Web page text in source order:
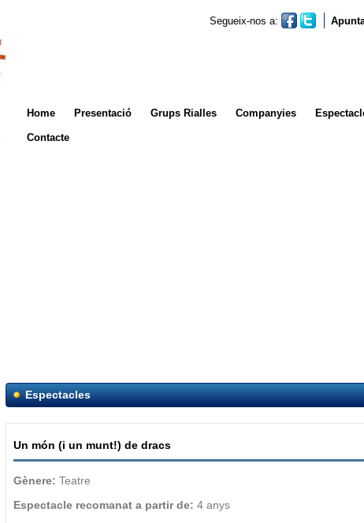
Segueix-nos a:
Home Presentació Grups Rialles Companyies
Contacte
Espectacles
Un món (i un munt!) de dracs
Gènere: Teatre
Espectacle recomanat a partir de: 4 anys